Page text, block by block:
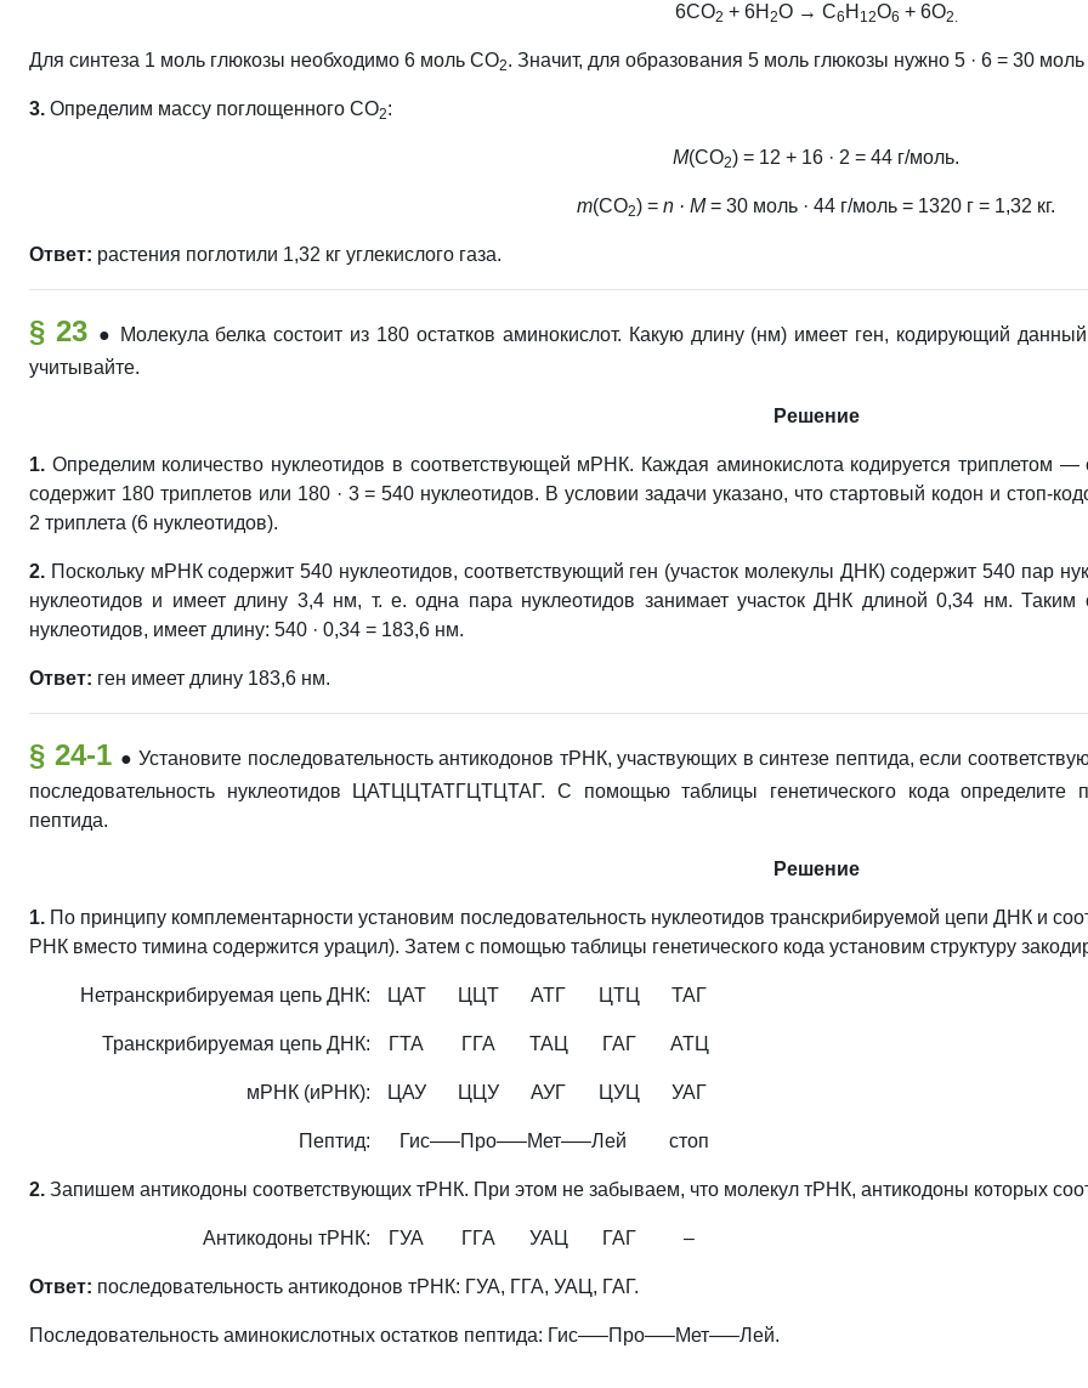
6СО2 + 6Н 2О → С6 Н 12О6 + 6О2.
Для синтеза 1 моль глюкозы необходимо 6 моль СО2. Значит, для образования 5 моль глюкозы нужно 5 · 6 = 30
3. Определим массу поглощенного СО2:
М(СО2) = 12 + 16 · 2 = 44 г/моль.
m(СО2) = n · M= 30 моль · 44 г/моль = 1320 г = 1,32 кг.
Ответ: растения поглотили 1,32 кг углекислого газа.
§ 23 ●
Молекула белка состоит из 180 остатков аминокислот. Какую длину (нм) имеет ген, кодирующий
учитывайте.
Решение
1. Определим количество нуклеотидов в соответствующей мРНК. Каждая аминокислота кодируется триплетом
содержит 180 триплетов или 180 · 3 = 540 нуклеотидов. В условии задачи указано, что стартовый кодон и стоп-
2 триплета (6 нуклеотидов).
2. Поскольку мРНК содержит 540 нуклеотидов, соответствующий ген (участок молекулы ДНК) содержит 540 пар
нуклеотидов и имеет длину 3,4 нм, т. е. одна пара нуклеотидов занимает участок ДНК длиной 0,34 нм.
нуклеотидов, имеет длину: 540 · 0,34 = 183,6 нм.
Ответ: ген имеет длину 183,6 нм.
§ 24-1 ● Установите последовательность антикодонов тРНК, участвующих в синтезе пептида, если
последовательность нуклеотидов ЦАТЦЦТАТГЦТЦТАГ. С помощью таблицы генетического кода определите
пептида.
Решение
1. По принципу комплементарности установим последовательность нуклеотидов транскрибируемой цепи ДНК и
РНК вместо тимина содержится урацил). Затем с помощью таблицы генетического кода установим структуру
Нетранскрибируемая цепь ДНК: ЦАТ ЦЦТ АТГ ЦТЦ ТАГ
Транскрибируемая цепь ДНК: ГТА ГГА ТАЦ ГАГ АТЦ
мРНК (иРНК): ЦАУ ЦЦУ АУГ ЦУЦ УАГ
Пептид: Гис—–Про—–Мет—–Лей стоп
2. Запишем антикодоны соответствующих тРНК. При этом не забываем, что молекул тРНК, антикодоны которых
Антикодоны тРНК: ГУА ГГА УАЦ ГАГ –
Ответ: последовательность антикодонов тРНК: ГУА, ГГА, УАЦ, ГАГ.
Последовательность аминокислотных остатков пептида: Гис—–Про—–Мет—–Лей.